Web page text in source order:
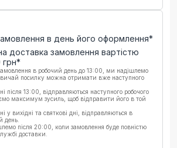
в день його оформлення*
доставка замовлення вартістю
грн*
в робочий день до 13:00, ми надішлемо
посилку можна отримати вже наступного
після 13:00, відправляються наступного робочого
максимум зусиль, щоб відправити його в той
у вихідні та святкові дні, відправляються в
день.
після 20:00, коли замовлення буде повністю
доставки.